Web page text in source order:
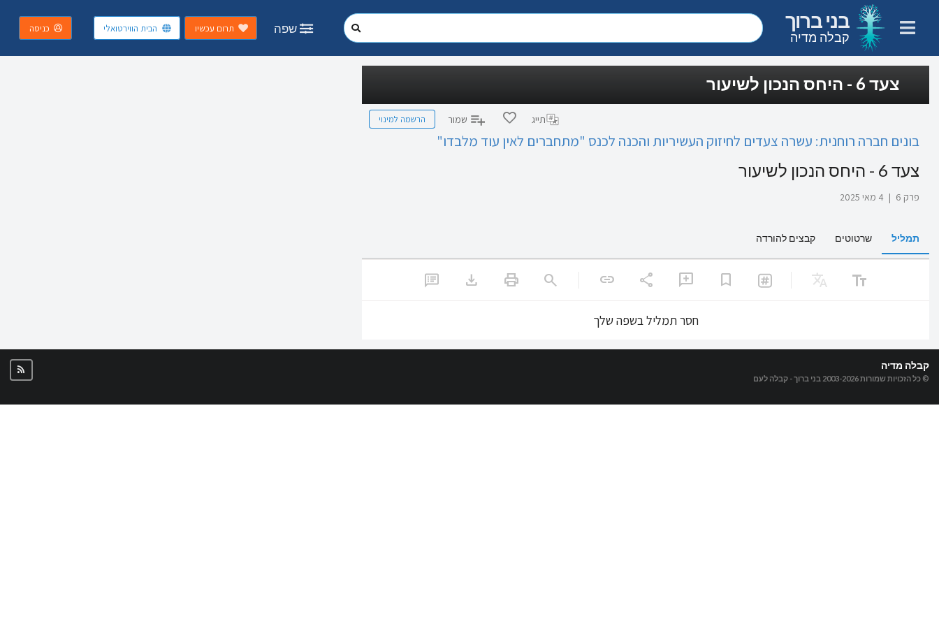
בני ברוך
קבלה מדיה
שפה תרום עכשיו הבית הווירטואלי כניסה
צעד 6 - היחס הנכון לשיעור
תייג שמור הרשמה למינוי
בונים חברה רוחנית: עשרה צעדים לחיזוק העשיריות והכנה לכנס "מתחברים לאין עוד מלבדו"
צעד 6 - היחס הנכון לשיעור
פרק 6 | 4 מאי 2025
תמליל שרטוטים קבצים להורדה
text_fields
Translate
bookmark
add_comment
share
link
search
print
download
חסר תמליל בשפה שלך
קבלה מדיה
© כל הזכויות שמורות 2003-2026 בני ברוך - קבלה לעם